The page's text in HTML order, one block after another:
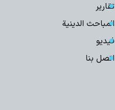
تقارير
المباحث الدينية
فیدیو
اتصل بنا